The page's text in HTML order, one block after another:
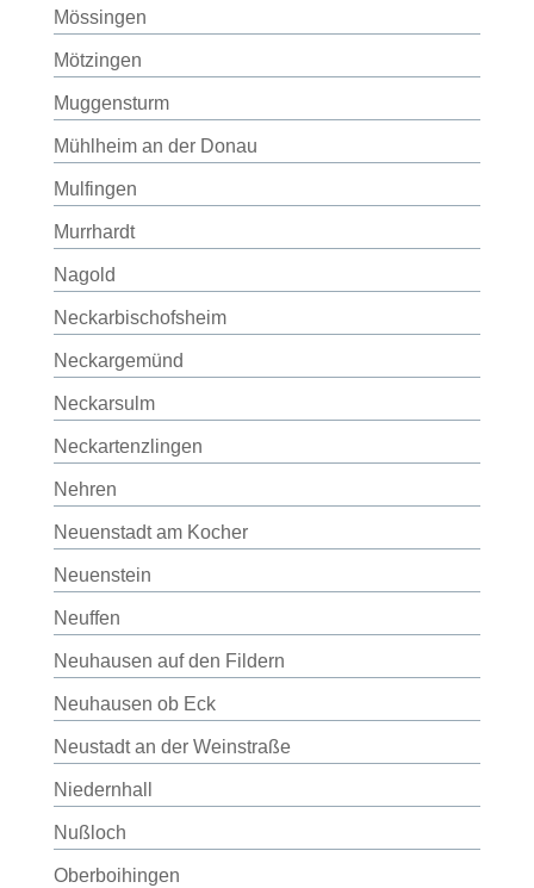
Mössingen
Mötzingen
Muggensturm
Mühlheim an der Donau
Mulfingen
Murrhardt
Nagold
Neckarbischofsheim
Neckargemünd
Neckarsulm
Neckartenzlingen
Nehren
Neuenstadt am Kocher
Neuenstein
Neuffen
Neuhausen auf den Fildern
Neuhausen ob Eck
Neustadt an der Weinstraße
Niedernhall
Nußloch
Oberboihingen